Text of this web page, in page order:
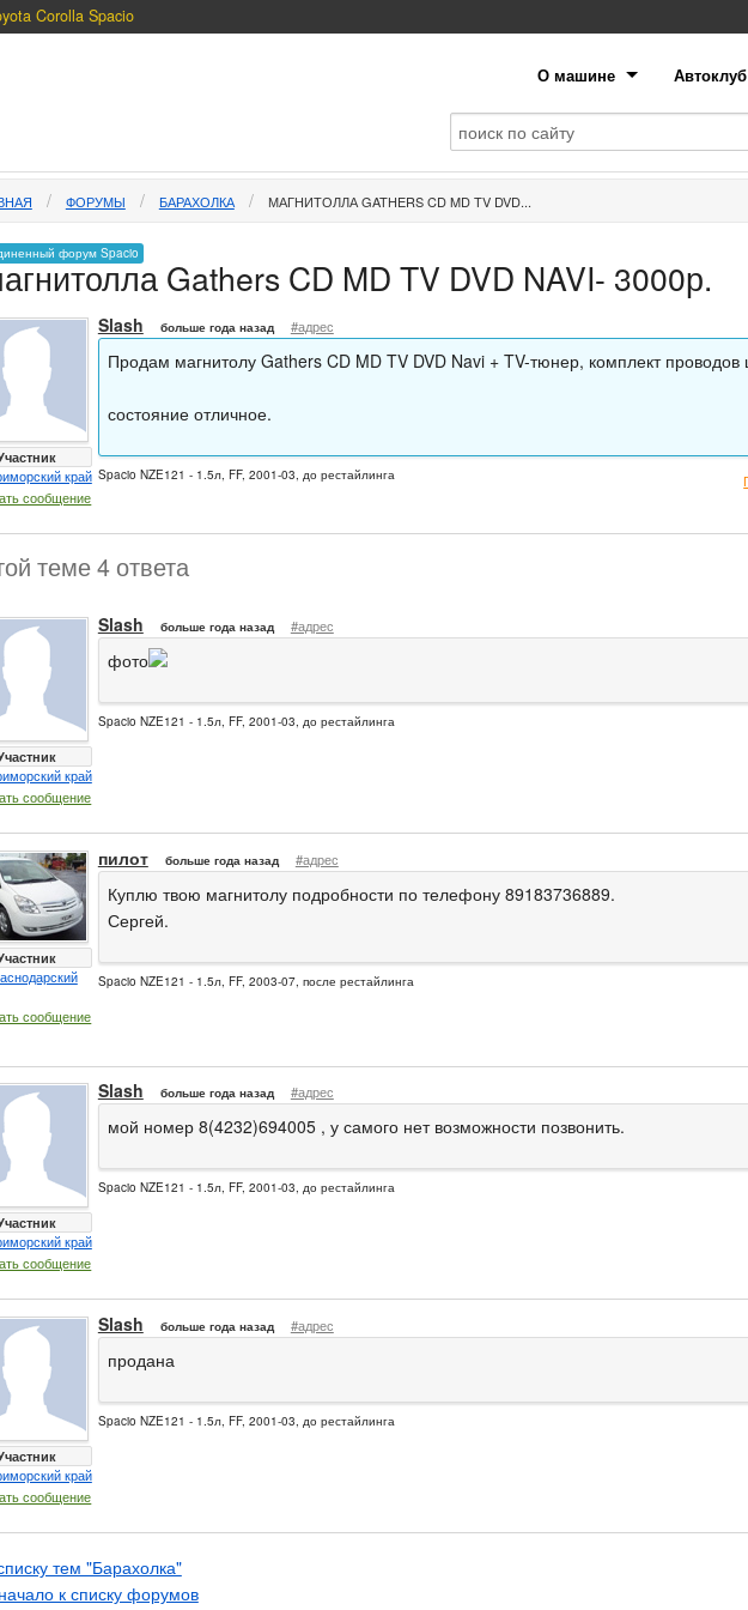
Corolla Spacio
О машине Автоклуб
ФОРУМЫ БАРАХОЛКА МАГНИТОЛЛА GATHERS CD MD TV DVD...
форум Spacio
Gathers CD MD TV DVD NAVI- 3000р.
край
сообщение
Slash больше года назад #адрес
Продам магнитолу Gathers CD MD TV DVD Navi + TV-тюнер, комплект проводов
состояние отличное.
Spacio NZE121 - 1.5л, FF, 2001-03, до рестайлинга
теме 4 ответа
край
сообщение
Slash больше года назад #адрес
фото
Spacio NZE121 - 1.5л, FF, 2001-03, до рестайлинга
сообщение
пилот больше года назад #адрес
Куплю твою магнитолу подробности по телефону 89183736889.
Сергей.
Spacio NZE121 - 1.5л, FF, 2003-07, после рестайлинга
край
сообщение
Slash больше года назад #адрес
мой номер 8(4232)694005 , у самого нет возможности позвонить.
Spacio NZE121 - 1.5л, FF, 2001-03, до рестайлинга
край
сообщение
Slash больше года назад #адрес
продана
Spacio NZE121 - 1.5л, FF, 2001-03, до рестайлинга
тем "Барахолка"
к списку форумов